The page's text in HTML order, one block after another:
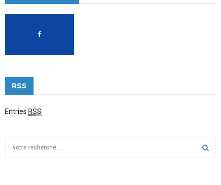
RSS
Entries RSS